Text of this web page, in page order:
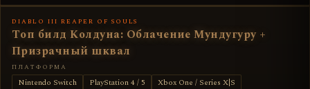
DIABLO III REAPER OF SOULS
Топ билд Колдуна: Облачение Мундугуру +
Призрачный шквал
ПЛАТФОРМА
Nintendo Switch PlayStation 4 / 5 Xbox One / Series X|S